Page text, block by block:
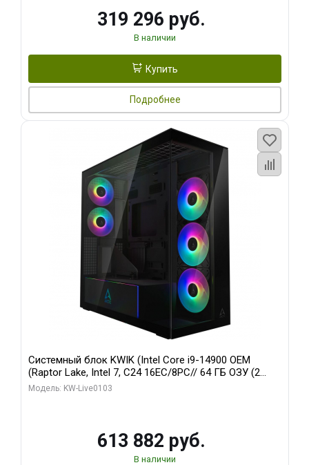
319 296 руб.
В наличии
Купить
Подробнее
Системный блок KWIK (Intel Core i9-14900 OEM
(Raptor Lake, Intel 7, C24 16EC/8PC// 64 ГБ ОЗУ (2
модуля)/ Afox RTX4090 24GB GDDR6X 384-Bit 3xDP
Модель: KW-Live0103
613 882 руб.
В наличии